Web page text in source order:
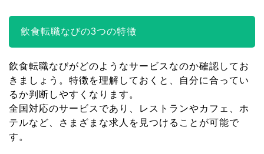
飲食転職なびの3つの特徴
飲食転職なびがどのようなサービスなのか確認してお
きましょう。特徴を理解しておくと、自分に合ってい
るか判断しやすくなります。
全国対応のサービスであり、レストランやカフェ、ホ
テルなど、さまざまな求人を見つけることが可能で
す。